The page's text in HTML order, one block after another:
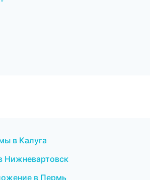
в Калуга
Нижневартовск
в Пермь